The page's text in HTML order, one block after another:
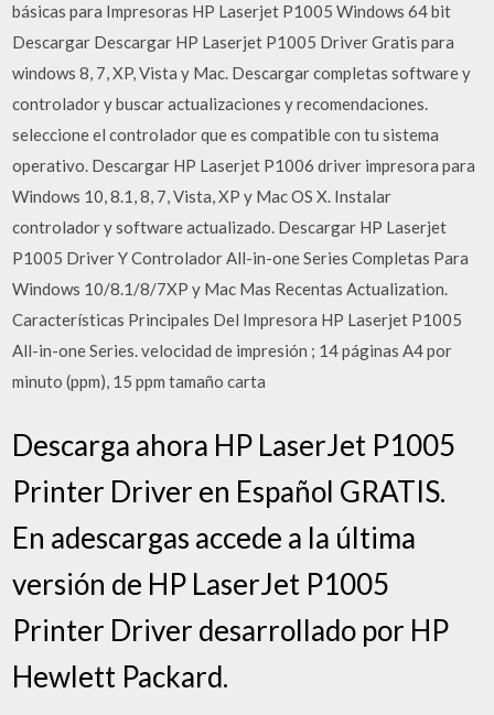
básicas para Impresoras HP Laserjet P1005 Windows 64 bit
Descargar Descargar HP Laserjet P1005 Driver Gratis para
windows 8, 7, XP, Vista y Mac. Descargar completas software y
controlador y buscar actualizaciones y recomendaciones.
seleccione el controlador que es compatible con tu sistema
operativo. Descargar HP Laserjet P1006 driver impresora para
Windows 10, 8.1, 8, 7, Vista, XP y Mac OS X. Instalar
controlador y software actualizado. Descargar HP Laserjet
P1005 Driver Y Controlador All-in-one Series Completas Para
Windows 10/8.1/8/7XP y Mac Mas Recentas Actualization.
Características Principales Del Impresora HP Laserjet P1005
All-in-one Series. velocidad de impresión ; 14 páginas A4 por
minuto (ppm), 15 ppm tamaño carta
Descarga ahora HP LaserJet P1005
Printer Driver en Español GRATIS.
En adescargas accede a la última
versión de HP LaserJet P1005
Printer Driver desarrollado por HP
Hewlett Packard.